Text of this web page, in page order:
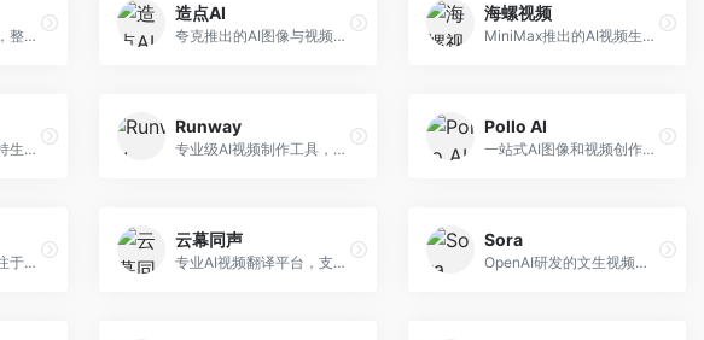
AI视觉内容创作平台，整合图像与视频生成能力。面向内容创作者，提供文生图、文生视频、智能编辑等服务，创作工具丰富，一站式体验便捷。
造点AI
夸克推出的AI图像与视频创作平台。面向普通用户和内容创作者，提供文生图、文生视频等功能，操作简便，与夸克生态深度整合。
海螺视频
MiniMax推出的AI视频生成工具，支持高质量视频创作。面向内容创作者，提供文生视频、视频编辑等功能，生成速度快，视频效果自然流畅。
AI视频创作平台，支持生成长达50分钟的长视频内容。面向长视频创作者和内容生产者，支持故事视频生成、视频编辑等功能，适合叙事性内容创作。
Runway
专业级AI视频制作工具，支持视频生成与编辑。面向影视制作人和创意工作者，提供文生视频、视频编辑、绿幕抠像等专业功能，视频处理能力强，适合专业创作场景。
Pollo AI
一站式AI图像和视频创作平台，整合多种生成工具。面向内容创作者，提供文生图、文生视频、视频编辑等服务，创作工具全面，一站式体验便捷。
AI视频生成工具，专注于高质量视频内容创作。面向视频创作者和营销人员，支持文生视频、视频编辑等功能，视频效果逼真，适合商业应用。
云幕同声
专业AI视频翻译平台，支持视频多语言配音和字幕生成。面向跨境电商和内容出海从业者，提供视频翻译、配音、字幕生成等服务，多语言支持完善。
Sora
OpenAI研发的文生视频大模型，可根据文字描述生成长达60秒的高清视频。面向影视创作者、广告从业者和内容生产者，视频连贯性强，物理世界理解准确，代表了AI视频生成的最高水平。